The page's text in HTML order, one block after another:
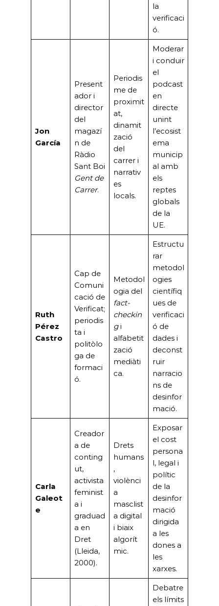
la
verificaci
ó.
Jon
García
Present
ador i
director
del
magazí
n de
Ràdio
Sant Boi
Gent de
Carrer.
Periodis
me de
proximit
at,
dinamit
zació
del
carrer i
narrativ
es
locals.
Moderar
i conduir
el
podcast
en
directe
unint
l’ecosist
ema
municip
al amb
els
reptes
globals
de la
UE.
Ruth
Pérez
Castro
Cap de
Comuni
cació de
Verificat;
periodis
ta i
politòlo
ga de
formaci
ó.
Metodol
ogia del
fact-
checkin
gi
alfabetit
zació
mediàti
ca.
Estructu
rar
metodol
ogies
científiq
ues de
verificaci
ó de
dades i
deconst
ruir
narracio
ns de
desinfor
mació.
Carla
Galeot
e
Creador
a de
conting
ut,
activista
feminist
a i
graduad
a en
Dret
(Lleida,
2000).
Drets
humans
,
violènci
a
masclist
a digital
i biaix
algorít
mic.
Exposar
el cost
persona
l, legal i
polític
de la
desinfor
mació
dirigida
a les
dones a
les
xarxes.
Debatre
els límits